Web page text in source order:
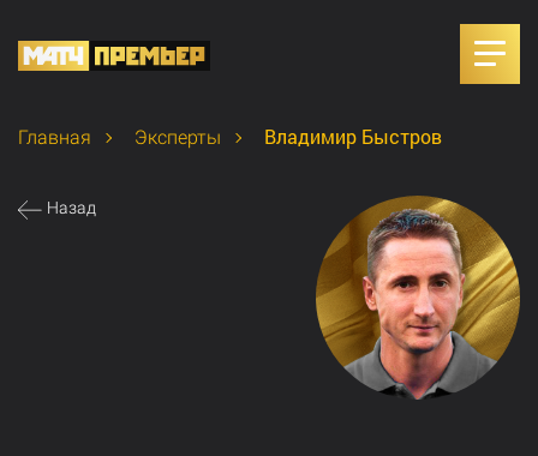
Главная Эксперты Владимир Быстров
Назад